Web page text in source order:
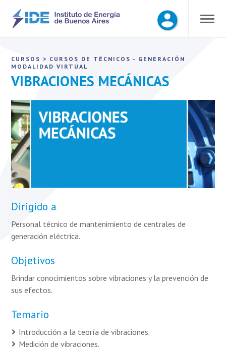
CURSOS > CURSOS DE TÉCNICOS - GENERACIÓN
MODALIDAD VIRTUAL
VIBRACIONES MECÁNICAS
Dirigido a
Personal técnico de mantenimiento de centrales de
generación eléctrica.
Objetivos
Brindar conocimientos sobre vibraciones y la prevención de
sus efectos.
Temario
Introducción a la teoría de vibraciones.
Medición de vibraciones.